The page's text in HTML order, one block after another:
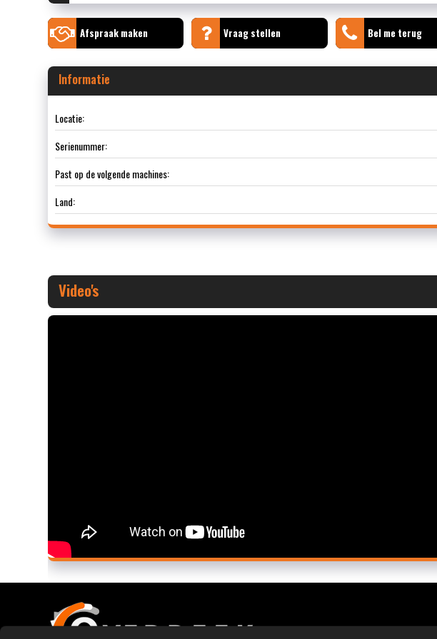
Afspraak maken Vraag stellen Bel me terug
Informatie
Locatie:
Serienummer:
Past op de volgende machines:
Land:
Video's